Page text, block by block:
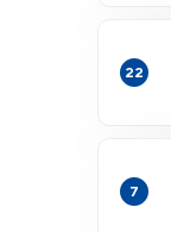
22
7